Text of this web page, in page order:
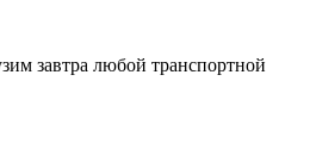
завтра любой транспортной